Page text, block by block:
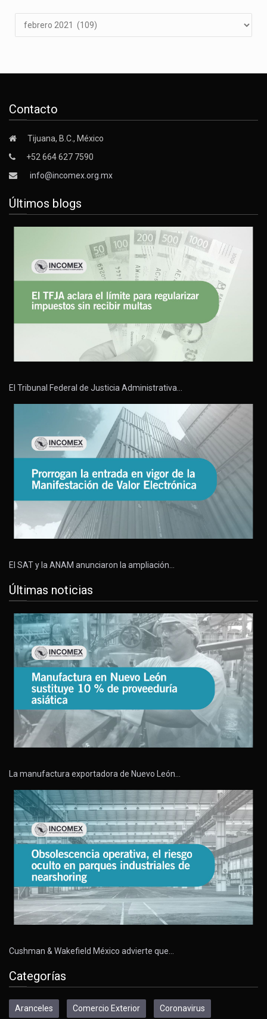
Contacto
Tijuana, B.C., México
+52 664 627 7590
info@incomex.org.mx
Últimos blogs
El Tribunal Federal de Justicia Administrativa…
El SAT y la ANAM anunciaron la ampliación…
Últimas noticias
La manufactura exportadora de Nuevo León…
Cushman & Wakefield México advierte que…
Categorías
Aranceles Comercio Exterior Coronavirus